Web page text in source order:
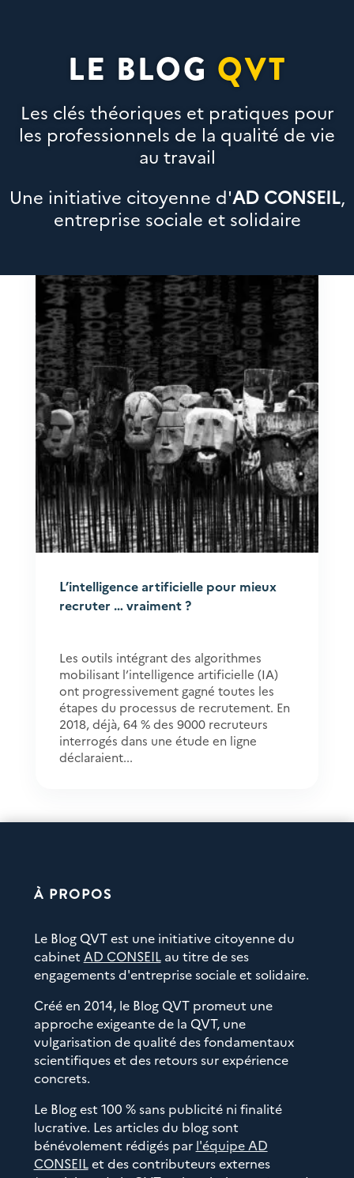
LE BLOG QVT
Les clés théoriques et pratiques pour
les professionnels de la qualité de vie
au travail
Une initiative citoyenne d'AD CONSEIL,
entreprise sociale et solidaire
L’intelligence artificielle pour mieux
recruter … vraiment ?
Les outils intégrant des algorithmes
mobilisant l’intelligence artificielle (IA)
ont progressivement gagné toutes les
étapes du processus de recrutement. En
2018, déjà, 64 % des 9000 recruteurs
interrogés dans une étude en ligne
déclaraient...
À PROPOS
Le Blog QVT est une initiative citoyenne du
cabinet AD CONSEILau titre de ses
engagements d'entreprise sociale et solidaire.
Créé en 2014, le Blog QVT promeut une
approche exigeante de la QVT, une
vulgarisation de qualité des fondamentaux
scientifiques et des retours sur expérience
concrets.
Le Blog est 100 % sans publicité ni finalité
lucrative. Les articles du blog sont
bénévolement rédigés par l'équipe AD
CONSEILet des contributeurs externes